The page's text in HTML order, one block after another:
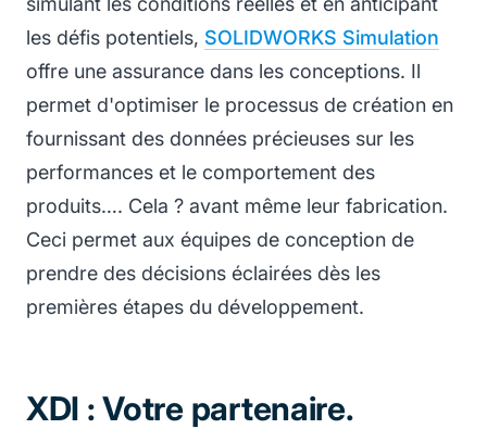
les défis potentiels, SOLIDWORKS Simulation
offre une assurance dans les conceptions. Il
permet d'optimiser le processus de création en
fournissant des données précieuses sur les
performances et le comportement des
produits…. Cela ? avant même leur fabrication.
Ceci permet aux équipes de conception de
prendre des décisions éclairées dès les
premières étapes du développement.
XDI : Votre partenaire.